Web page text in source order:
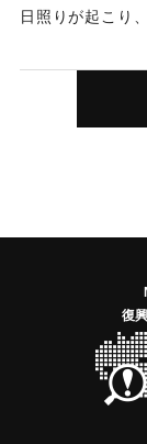
日照りが起こり
｜固有コード:
復